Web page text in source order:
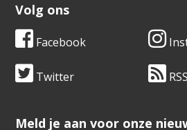
Volg ons
Facebook
Twitter RSS
​​​​​​​Meld je aan voor onze